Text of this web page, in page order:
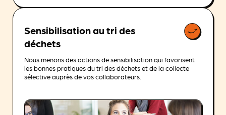
Sensibilisation au tri des
déchets
Nous menons des actions de sensibilisation qui favorisent
les bonnes pratiques du tri des déchets et de la collecte
sélective auprès de vos collaborateurs.